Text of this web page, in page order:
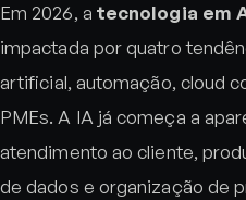
Em 2026, a tecnologia em
impactada por quatro
artificial, automação, cloud
PMEs. A IA já começa a
atendimento ao cliente,
de dados e organização de